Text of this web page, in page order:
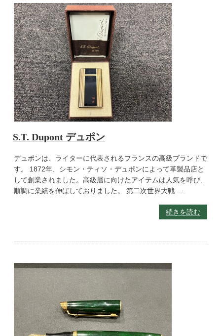
S.T. Dupont デュポン
デュポンは、ライターに代表されるフランスの高級ブランドで
す。 1872年、シモン・ティソ・デュポンによって革製品店と
して創業されました。高級層に向けたアイテムは人気を呼び、
順調に業績を伸ばしておりました。 第二次世界大戦 …
続きを読む